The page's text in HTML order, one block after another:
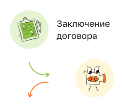
Заключение
договора